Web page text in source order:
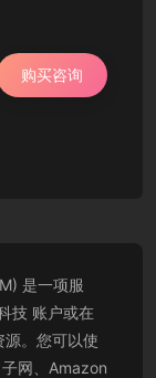
购买咨询
是一项服
技 账户或在
。您可以使
网、Amazon